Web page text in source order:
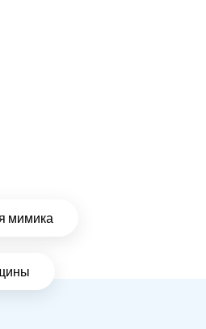
мимика